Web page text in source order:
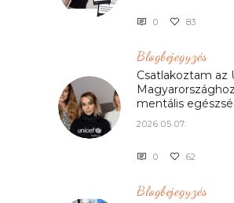
0 83
Blogbejegyzés
Csatlakoztam az
mentális
2026.05.07.
0 62
Blogbejegyzés